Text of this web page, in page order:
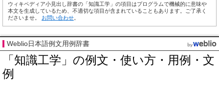
ウィキペディア小見出し辞書の「知識工学」の項目はプログラムで機械的に意味や
本文を生成しているため、不適切な項目が含まれていることもあります。ご了承く
ださいませ。 お問い合わせ
Weblio日本語例文用例辞書
「知識工学」の例文・使い方・用例・文
例